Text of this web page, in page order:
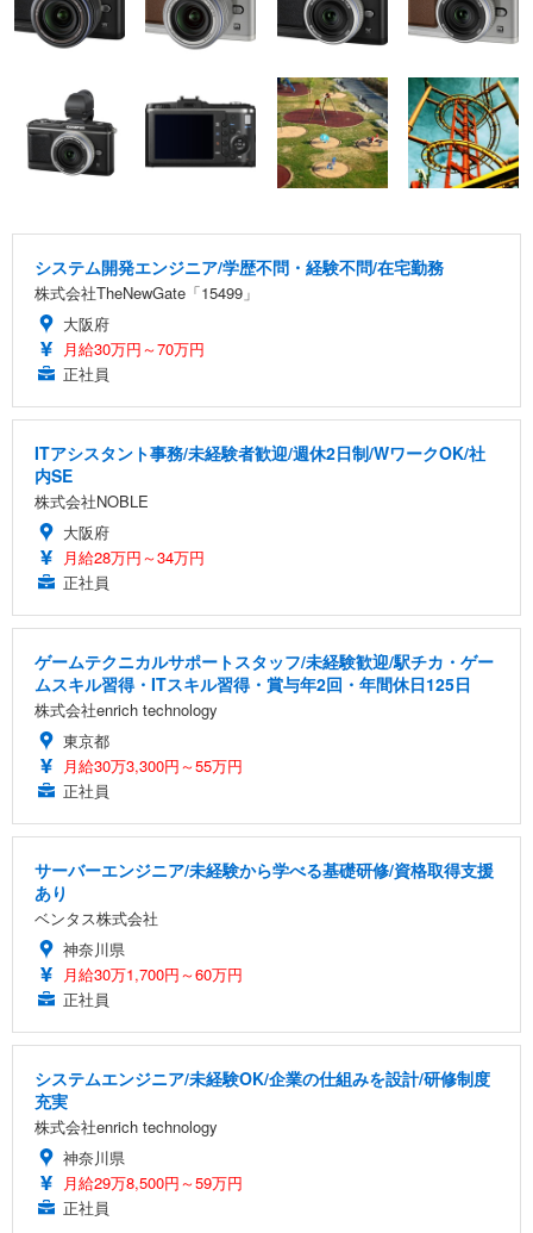
システム開発エンジニア/学歴不問・経験不問/在宅勤務
株式会社TheNewGate「15499」
大阪府
月給30万円～70万円
正社員
ITアシスタント事務/未経験者歓迎/週休2日制/WワークOK/社
内SE
株式会社NOBLE
大阪府
月給28万円～34万円
正社員
ゲームテクニカルサポートスタッフ/未経験歓迎/駅チカ・ゲー
ムスキル習得・ITスキル習得・賞与年2回・年間休日125日
株式会社enrich technology
東京都
月給30万3,300円～55万円
正社員
サーバーエンジニア/未経験から学べる基礎研修/資格取得支援
あり
ベンタス株式会社
神奈川県
月給30万1,700円～60万円
正社員
システムエンジニア/未経験OK/企業の仕組みを設計/研修制度
充実
株式会社enrich technology
神奈川県
月給29万8,500円～59万円
正社員